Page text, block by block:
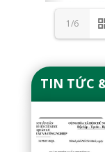
1/6
TIN TỨC